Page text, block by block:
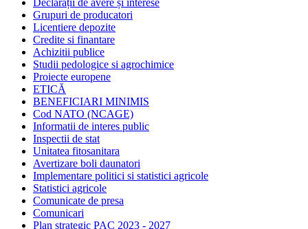
Declarații de avere și interese
Grupuri de producatori
Licentiere depozite
Credite si finantare
Achizitii publice
Studii pedologice si agrochimice
Proiecte europene
ETICĂ
BENEFICIARI MINIMIS
Cod NATO (NCAGE)
Informatii de interes public
Inspectii de stat
Unitatea fitosanitara
Avertizare boli daunatori
Implementare politici si statistici agricole
Statistici agricole
Comunicate de presa
Comunicari
Plan strategic PAC 2023 - 2027